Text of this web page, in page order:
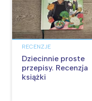
RECENZJE
Dziecinnie proste
przepisy. Recenzja
książki